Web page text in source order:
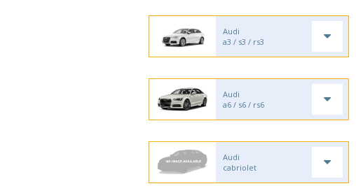
Audi
a3 / s3 / rs3
Audi
a6 / s6 / rs6
Audi
cabriolet